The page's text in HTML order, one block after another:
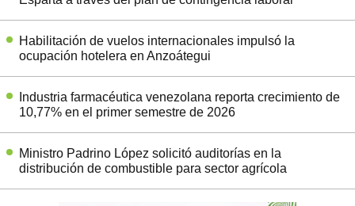
Habilitación de vuelos internacionales impulsó la
ocupación hotelera en Anzoátegui
Industria farmacéutica venezolana reporta crecimiento de
10,77% en el primer semestre de 2026
Ministro Padrino López solicitó auditorías en la
distribución de combustible para sector agrícola